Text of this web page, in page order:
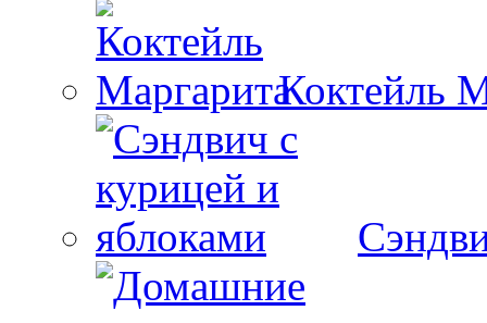
Коктейль